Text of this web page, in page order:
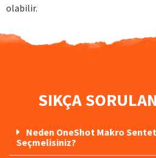
olabilir.
SIKÇA
Neden OneShot Makro
Seçmelisiniz?